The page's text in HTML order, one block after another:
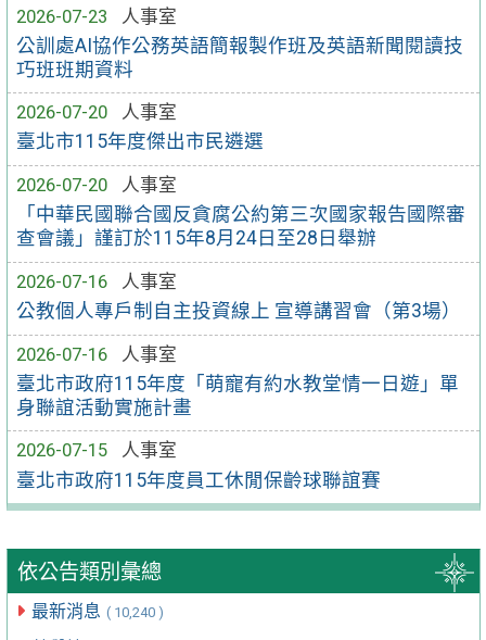
2026-07-23
人事室
公訓處AI協作公務英語簡報製作班及英語新聞閱讀技
巧班班期資料
2026-07-20
人事室
臺北市115年度傑出市民遴選
2026-07-20
人事室
「中華民國聯合國反貪腐公約第三次國家報告國際審
查會議」謹訂於115年8月24日至28日舉辦
2026-07-16
人事室
公教個人專戶制自主投資線上 宣導講習會（第3場）
2026-07-16
人事室
臺北市政府115年度「萌寵有約水教堂情一日遊」單
身聯誼活動實施計畫
2026-07-15
人事室
臺北市政府115年度員工休閒保齡球聯誼賽
依公告類別彙總
最新消息 ( 10,240 )